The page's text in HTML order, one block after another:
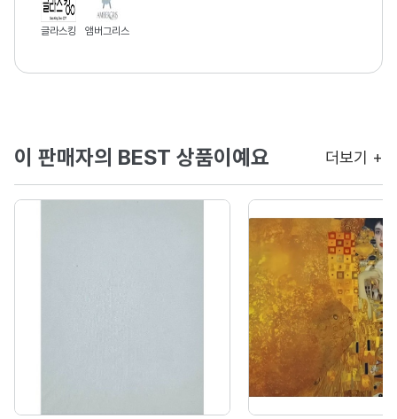
글라스킹 앰버그리스
이 판매자의 BEST 상품이예요 더보기 +